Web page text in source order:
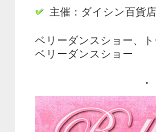
主催：ダイシン百貨店
ベリーダンスショー、
ベリーダンスショー